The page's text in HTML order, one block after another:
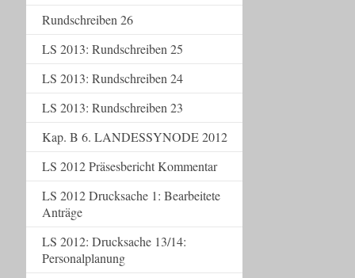
Rundschreiben 26
LS 2013: Rundschreiben 25
LS 2013: Rundschreiben 24
LS 2013: Rundschreiben 23
Kap. B 6. LANDESSYNODE 2012
LS 2012 Präsesbericht Kommentar
LS 2012 Drucksache 1: Bearbeitete
Anträge
LS 2012: Drucksache 13/14:
Personalplanung